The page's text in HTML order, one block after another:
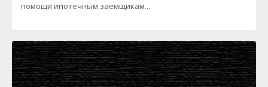
помощи ипотечным заемщикам...